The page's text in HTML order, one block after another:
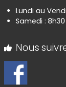
Lundi au
Samedi :
Nous